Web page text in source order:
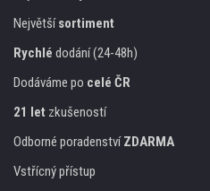
Největšísortiment
Rychlé dodání (24-48h)
Dodáváme po celé ČR
21 let zkušeností
Odborné poradenstvíZDARMA
Vstřícný přístup